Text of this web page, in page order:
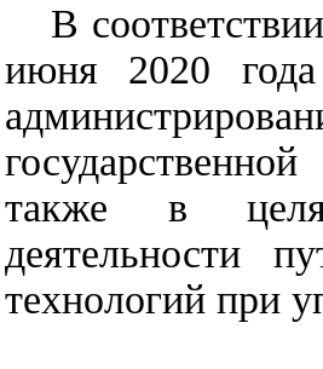
В
июня 2020
также в
деятельности
технологий при